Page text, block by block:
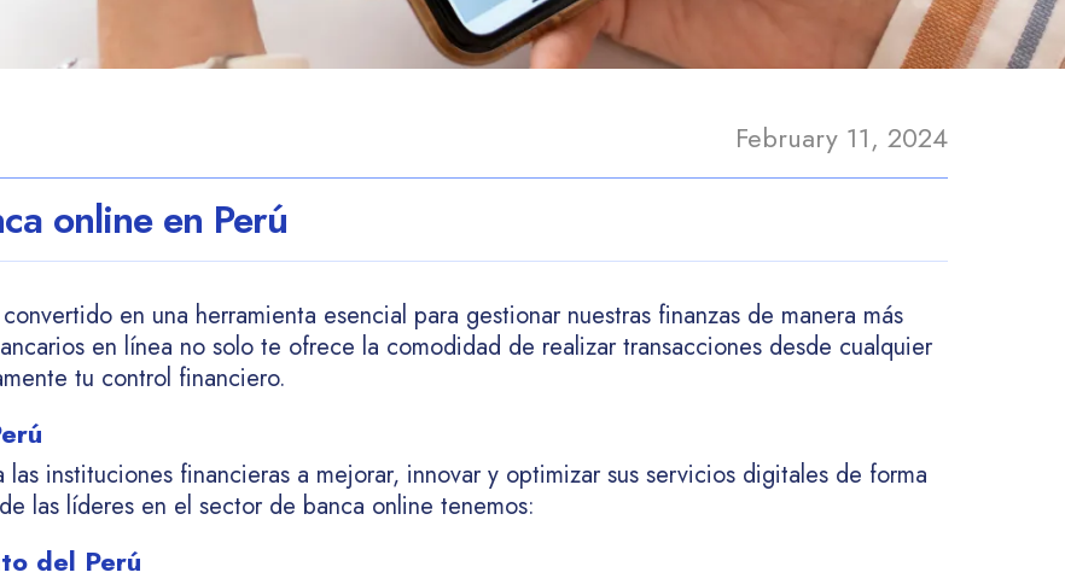
February 11, 2024
online en Perú
en una herramienta esencial para gestionar nuestras finanzas de manera más
en línea no solo te ofrece la comodidad de realizar transacciones desde cualquier
tu control financiero.
instituciones financieras a mejorar, innovar y optimizar sus servicios digitales de forma
las líderes en el sector de banca online tenemos:
del Perú